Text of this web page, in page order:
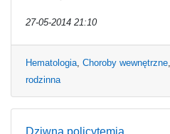
27-05-2014 21:10
Hematologia, Choroby wewnętrzne,
rodzinna
Dziwna policytemia